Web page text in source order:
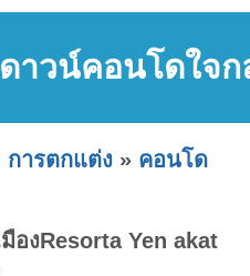
าวน์คอนโดใจก
ารตกแต่ง » คอนโด
องResorta Yen akat